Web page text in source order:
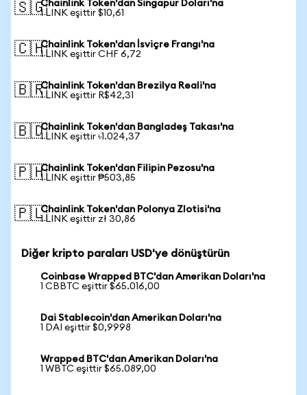
🇸🇬Chainlink Token'dan Singapur Doları'na
1 LINK eşittir $10,61
🇨🇭Chainlink Token'dan İsviçre Frangı'na
1 LINK eşittir CHF 6,72
🇧🇷Chainlink Token'dan Brezilya Reali'na
1 LINK eşittir R$42,31
🇧🇩Chainlink Token'dan Bangladeş Takası'na
1 LINK eşittir ৳1.024,37
🇵🇭Chainlink Token'dan Filipin Pezosu'na
1 LINK eşittir ₱503,85
🇵🇱Chainlink Token'dan Polonya Zlotisi'na
1 LINK eşittir zł 30,86
Diğer kripto paraları USD'ye dönüştürün
Coinbase Wrapped BTC'dan Amerikan Doları'na
1 CBBTC eşittir $65.016,00
Dai Stablecoin'dan Amerikan Doları'na
1 DAI eşittir $0,9998
Wrapped BTC'dan Amerikan Doları'na
1 WBTC eşittir $65.089,00